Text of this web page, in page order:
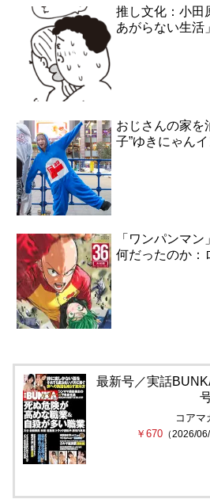
推し文化：小田
あがらない生活
おじさんの家を
子”ゆきにゃん
「ワンパンマ
何だったのか：
最新号／実話
コアマ
￥670 （2026/